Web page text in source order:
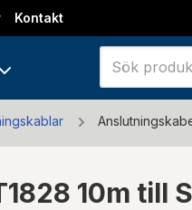
Kontakt
10m till